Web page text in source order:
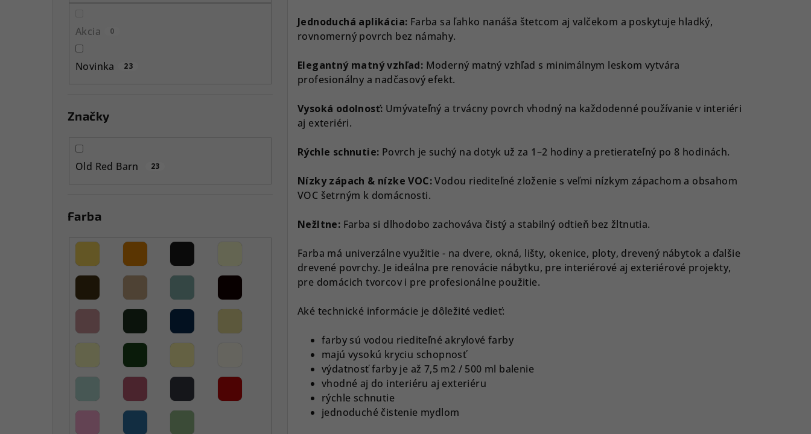
Akcia 0
Novinka 23
Značky
Old Red Barn 23
Farba
Jednoduchá aplikácia: Farba sa ľahko nanáša štetcom aj valčekom a poskytuje hladký,
rovnomerný povrch bez námahy.
Elegantný matný vzhľad: Moderný matný vzhľad s minimálnym leskom vytvára
profesionálny a nadčasový efekt.
Vysoká odolnosť: Umývateľný a trvácny povrch vhodný na každodenné používanie v interiéri
aj exteriéri.
Rýchle schnutie: Povrch je suchý na dotyk už za 1–2 hodiny a pretierateľný po 8 hodinách.
Nízky zápach & nízke VOC:Vodou riediteľné zloženie s veľmi nízkym zápachom a obsahom
VOC šetrným k domácnosti.
Nežltne: Farba si dlhodobo zachováva čistý a stabilný odtieň bez žltnutia.
Farba má univerzálne využitie - na dvere, okná, lišty, okenice, ploty, drevený nábytok a ďalšie
drevené povrchy. Je ideálna pre renovácie nábytku, pre interiérové aj exteriérové projekty,
pre domácich tvorcov i pre profesionálne použitie.
Aké technické informácie je dôležité vedieť:
farby sú vodou riediteľné akrylové farby
majú vysokú kryciu schopnosť
výdatnosť farby je až 7,5 m2 / 500 ml balenie
vhodné aj do interiéru aj exteriéru
rýchle schnutie
jednoduché čistenie mydlom